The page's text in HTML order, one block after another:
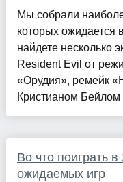
Мы собрали
которых ожидается
найдете несколько
Resident Evil от
«Орудия», ремейк
Кристианом Бейлом
Во что поиграть
ожидаемых игр